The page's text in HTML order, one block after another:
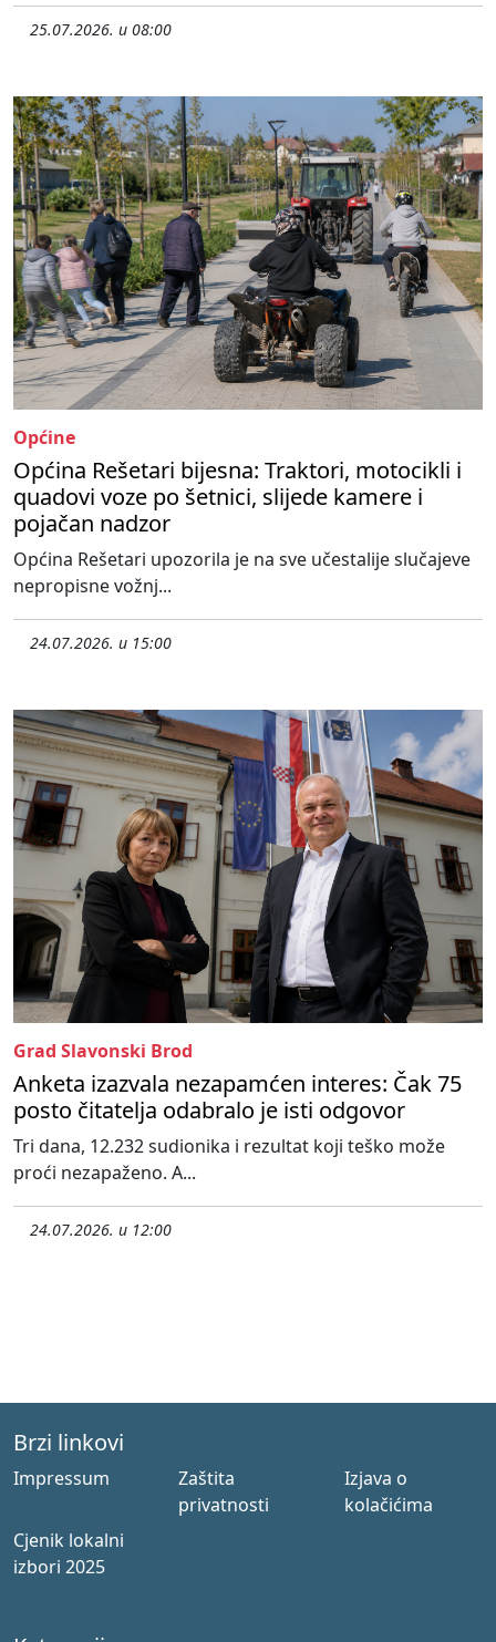
25.07.2026. u 08:00
Općine
Općina Rešetari bijesna: Traktori, motocikli i
quadovi voze po šetnici, slijede kamere i
pojačan nadzor
Općina Rešetari upozorila je na sve učestalije slučajeve
nepropisne vožnj...
24.07.2026. u 15:00
Grad Slavonski Brod
Anketa izazvala nezapamćen interes: Čak 75
posto čitatelja odabralo je isti odgovor
Tri dana, 12.232 sudionika i rezultat koji teško može
proći nezapaženo. A...
24.07.2026. u 12:00
Brzi linkovi
Impressum
Zaštita
privatnosti
Izjava o
kolačićima
Cjenik lokalni
izbori 2025